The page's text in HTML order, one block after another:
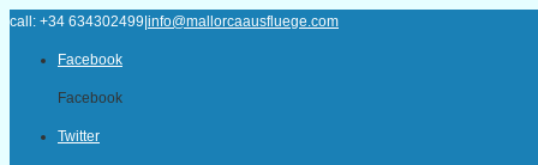
call: +34 634302499 info@mallorcaausfluege.com
Facebook
Facebook
Twitter